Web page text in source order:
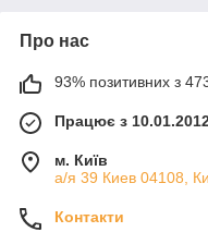
Про нас
93% позитивних з 473
Працює з
м. Київ
а/я 39 Киев 04108,
Контакти